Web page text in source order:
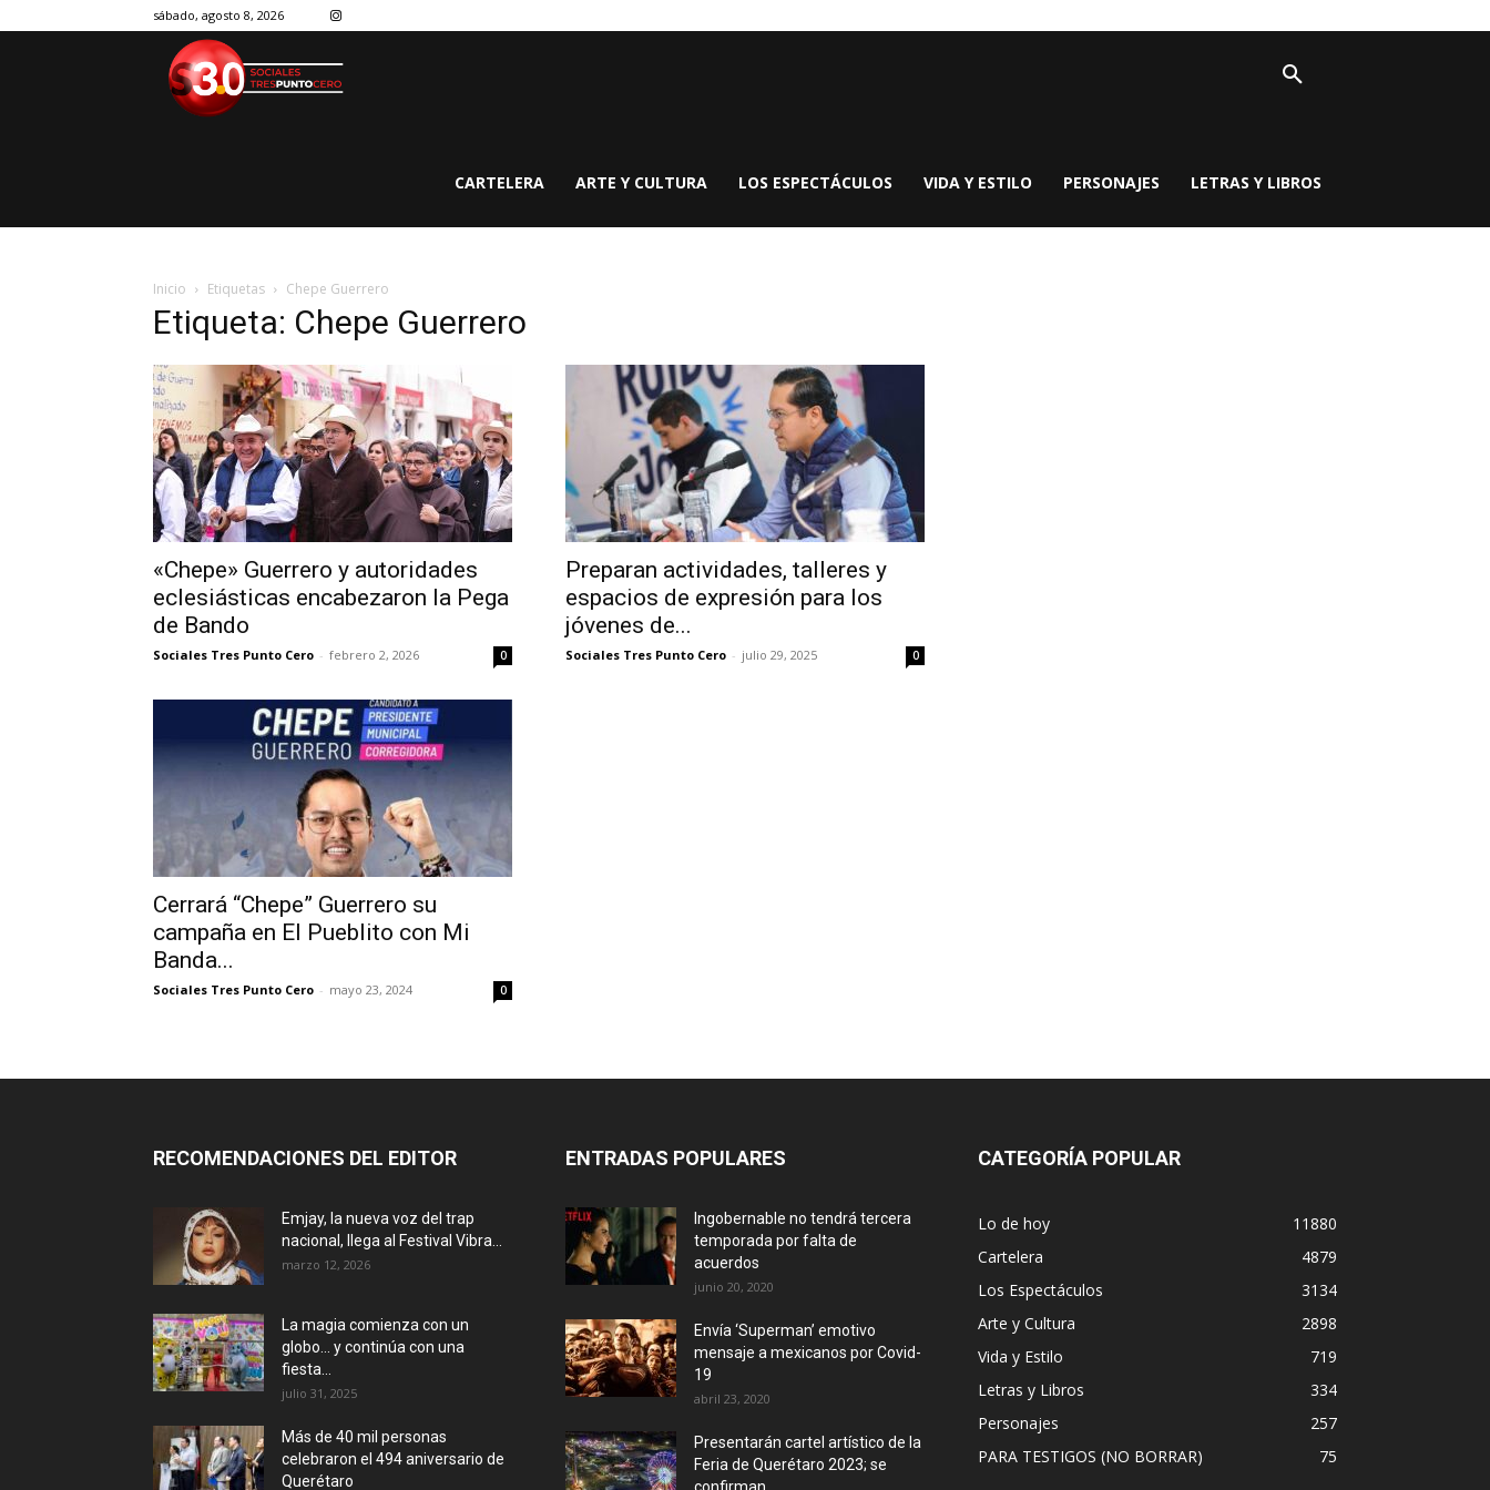
sábado, agosto 8, 2026
CARTELERA ARTE Y CULTURA LOS ESPECTÁCULOS VIDA Y ESTILO PERSONAJES LETRAS Y LIBROS
Inicio Etiquetas Chepe Guerrero
Etiqueta: Chepe Guerrero
«Chepe» Guerrero y autoridades
eclesiásticas encabezaron la Pega
de Bando
Sociales Tres Punto Cero - febrero 2, 2026 0
Preparan actividades, talleres y
espacios de expresión para los
jóvenes de...
Sociales Tres Punto Cero - julio 29, 2025 0
Cerrará “Chepe” Guerrero su
campaña en El Pueblito con Mi
Banda...
Sociales Tres Punto Cero - mayo 23, 2024 0
RECOMENDACIONES DEL EDITOR
Emjay, la nueva voz del trap
nacional, llega al Festival Vibra...
marzo 12, 2026
La magia comienza con un
globo… y continúa con una
fiesta...
julio 31, 2025
Más de 40 mil personas
celebraron el 494 aniversario de
Querétaro
ENTRADAS POPULARES
Ingobernable no tendrá tercera
temporada por falta de
acuerdos
junio 20, 2020
Envía ‘Superman’ emotivo
mensaje a mexicanos por Covid-
19
abril 23, 2020
Presentarán cartel artístico de la
Feria de Querétaro 2023; se
CATEGORÍA POPULAR
Lo de hoy
11880
Cartelera
4879
Los Espectáculos
3134
Arte y Cultura
2898
Vida y Estilo
719
Letras y Libros
334
Personajes
257
PARA TESTIGOS (NO BORRAR)
75